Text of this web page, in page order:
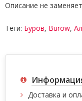
Описание не
Теги: Буров, Burow,
Доставка и